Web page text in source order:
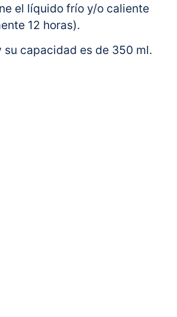
el líquido frío y/o caliente
12 horas).
su capacidad es de 350 ml.